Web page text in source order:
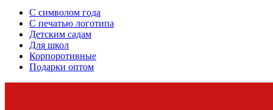
С символом года
С печатью логотипа
Детским садам
Для школ
Корпоротивные
Подарки оптом